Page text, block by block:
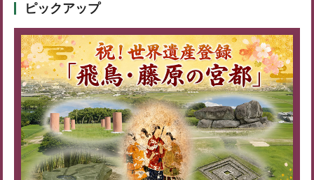
ピックアップ